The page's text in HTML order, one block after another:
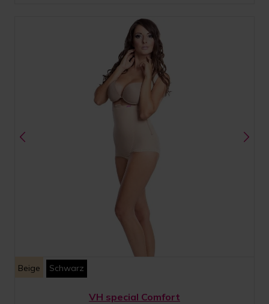
Beige Schwarz
VH special Comfort